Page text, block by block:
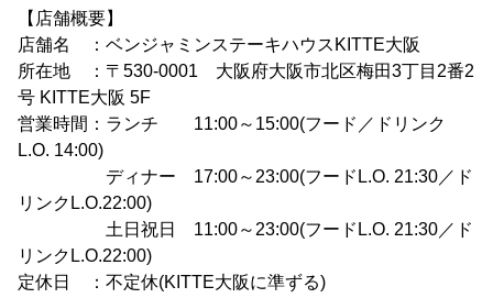
【店舗概要】
店舗名 ：ベンジャミンステーキハウスKITTE大阪
所在地 ：〒530-0001 大阪府大阪市北区梅田3丁目2番2
号 KITTE大阪 5F
営業時間：ランチ 11:00～15:00(フード／ドリンク
L.O. 14:00)
ディナー 17:00～23:00(フードL.O. 21:30／ド
リンクL.O.22:00)
土日祝日 11:00～23:00(フードL.O. 21:30／ド
リンクL.O.22:00)
定休日 ：不定休(KITTE大阪に準ずる)